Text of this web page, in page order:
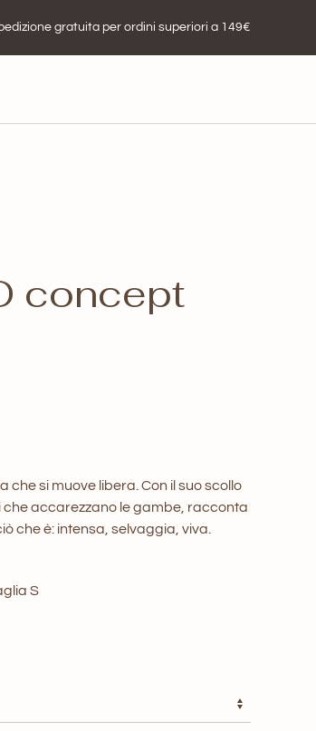
gratuita per ordini superiori a 149€
concept
che si muove libera. Con il suo scollo
che accarezzano le gambe, racconta
che è: intensa, selvaggia, viva.
S